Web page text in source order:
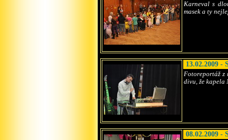
Karneval s
masek a ty
13.02.2009 -
Fotoreportáž z
divu, že kapela
08.02.2009 -